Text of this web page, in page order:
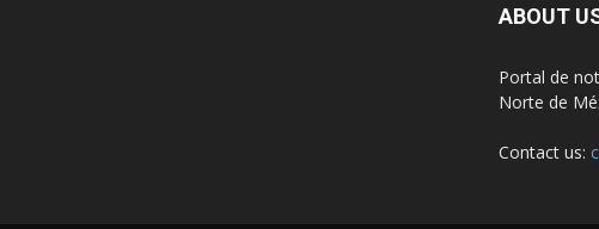
ABOUT
Portal de
Norte de
Contact us: